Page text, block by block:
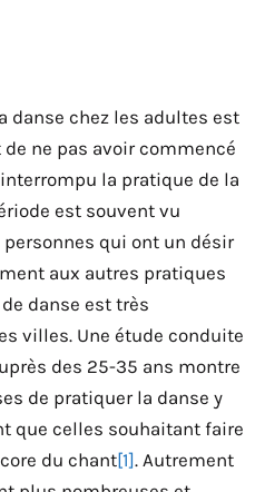
danse chez les adultes est
ne pas avoir commencé
la pratique de la
est souvent vu
qui ont un désir
aux autres pratiques
danse est très
villes. Une étude conduite
des 25-35 ans montre
de pratiquer la danse y
que celles souhaitant faire
du chant[1]. Autrement